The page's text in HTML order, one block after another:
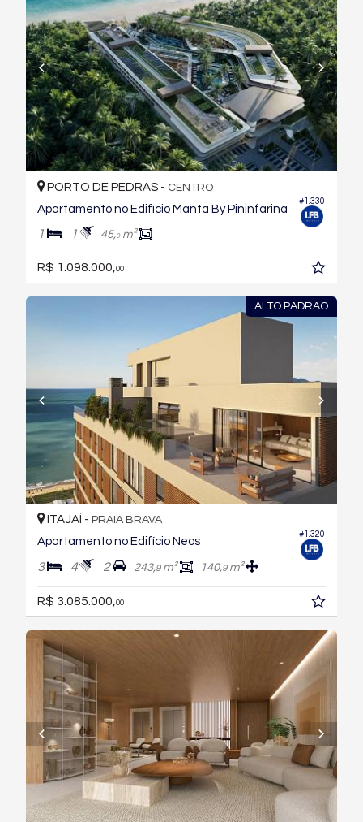
#1.330
PORTO DE PEDRAS - CENTRO
Apartamento no Edifício Manta By Pininfarina
1 1 45,0m²
R$ 1.098.000, 00
ALTO PADRÃO
#1.320
ITAJAÍ - PRAIA BRAVA
Apartamento no Edifício Neos
3 4 2 243,9m² 140,9m²
R$ 3.085.000, 00